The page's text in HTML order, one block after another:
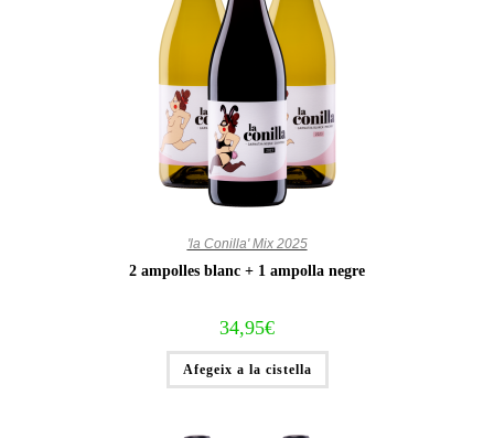
'la Conilla' Mix 2025
2 ampolles blanc + 1 ampolla negre
34,95€
Afegeix a la cistella